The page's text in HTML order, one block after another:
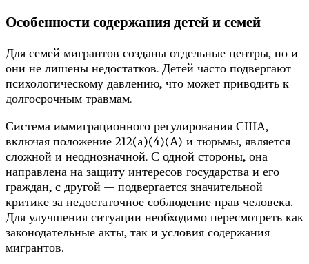
Особенности содержания детей и семей
Для семей мигрантов созданы отдельные центры, но и
они не лишены недостатков. Детей часто подвергают
психологическому давлению, что может приводить к
долгосрочным травмам.
Система иммиграционного регулирования США,
включая положение 212(a)(4)(A) и тюрьмы, является
сложной и неоднозначной. С одной стороны, она
направлена на защиту интересов государства и его
граждан, с другой — подвергается значительной
критике за недостаточное соблюдение прав человека.
Для улучшения ситуации необходимо пересмотреть как
законодательные акты, так и условия содержания
мигрантов.